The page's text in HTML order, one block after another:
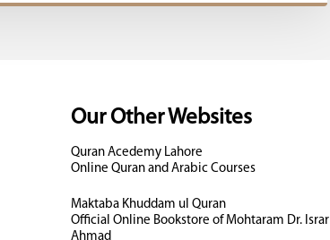
Our Other Websites
Quran Acedemy Lahore
Online Quran and Arabic Courses
Maktaba Khuddam ul Quran
Official Online Bookstore of Mohtaram Dr. Israr
Ahmad